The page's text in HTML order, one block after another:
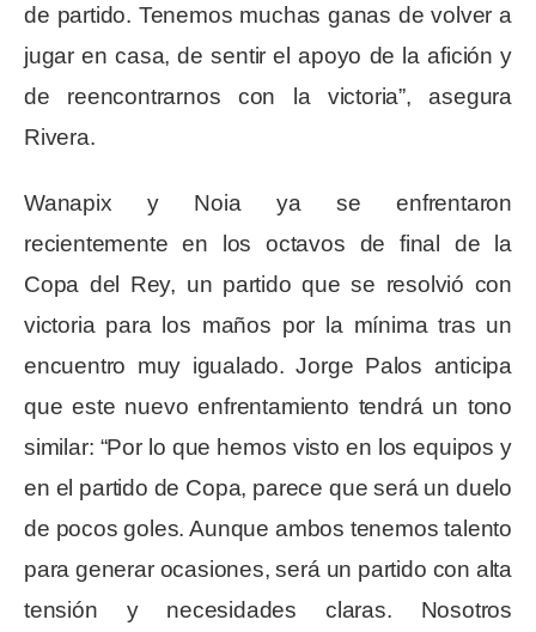
de partido. Tenemos muchas ganas de volver a
jugar en casa, de sentir el apoyo de la afición y
de reencontrarnos con la victoria”, asegura
Rivera.
Wanapix y Noia ya se enfrentaron
recientemente en los octavos de final de la
Copa del Rey, un partido que se resolvió con
victoria para los maños por la mínima tras un
encuentro muy igualado. Jorge Palos anticipa
que este nuevo enfrentamiento tendrá un tono
similar: “Por lo que hemos visto en los equipos y
en el partido de Copa, parece que será un duelo
de pocos goles. Aunque ambos tenemos talento
para generar ocasiones, será un partido con alta
tensión y necesidades claras. Nosotros